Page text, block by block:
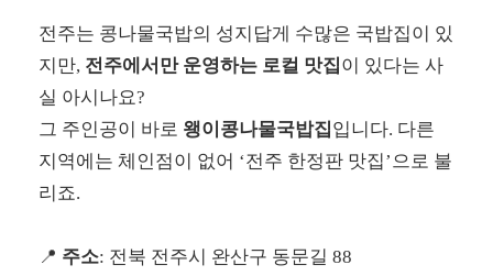
전주는 콩나물국밥의 성지답게 수많은 국밥집이 있
지만, 전주에서만 운영하는 로컬 맛집이 있다는 사
실 아시나요?
그 주인공이 바로 왱이콩나물국밥집입니다. 다른
지역에는 체인점이 없어 ‘전주 한정판 맛집’으로 불
리죠.
📍 주소: 전북 전주시 완산구 동문길 88